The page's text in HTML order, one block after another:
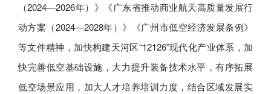
（2024—2026年）》《广东省推动商业航天高质量发展行
动方案（2024—2028年）》《广州市低空经济发展条例》
等文件精神，加快构建天河区“12126”现代化产业体系，加
快完善低空基础设施，大力提升装备技术水平，有序拓展
低空场景应用，加大人才培养培训力度，结合区域发展实